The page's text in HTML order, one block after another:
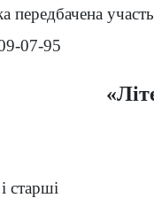
передбачена
07-95
старші